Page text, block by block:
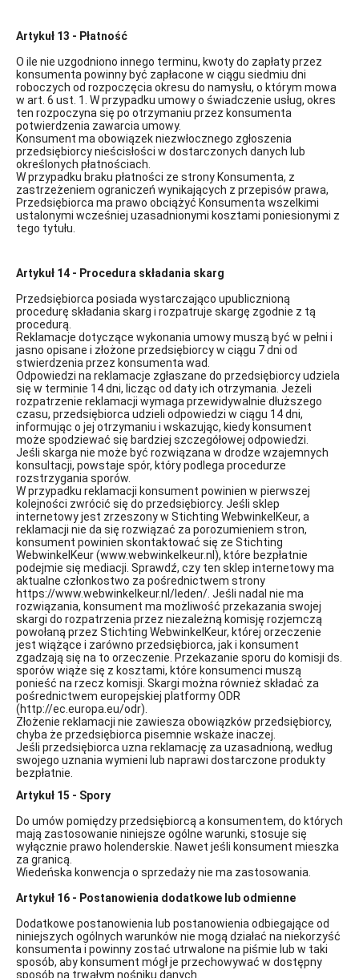
Artykuł 13 - Płatność
O ile nie uzgodniono innego terminu, kwoty do zapłaty przez
konsumenta powinny być zapłacone w ciągu siedmiu dni
roboczych od rozpoczęcia okresu do namysłu, o którym mowa
w art. 6 ust. 1. W przypadku umowy o świadczenie usług, okres
ten rozpoczyna się po otrzymaniu przez konsumenta
potwierdzenia zawarcia umowy.
Konsument ma obowiązek niezwłocznego zgłoszenia
przedsiębiorcy nieścisłości w dostarczonych danych lub
określonych płatnościach.
W przypadku braku płatności ze strony Konsumenta, z
zastrzeżeniem ograniczeń wynikających z przepisów prawa,
Przedsiębiorca ma prawo obciążyć Konsumenta wszelkimi
ustalonymi wcześniej uzasadnionymi kosztami poniesionymi z
tego tytułu.
Artykuł 14 - Procedura składania skarg
Przedsiębiorca posiada wystarczająco upublicznioną
procedurę składania skarg i rozpatruje skargę zgodnie z tą
procedurą.
Reklamacje dotyczące wykonania umowy muszą być w pełni i
jasno opisane i złożone przedsiębiorcy w ciągu 7 dni od
stwierdzenia przez konsumenta wad.
Odpowiedzi na reklamacje zgłaszane do przedsiębiorcy udziela
się w terminie 14 dni, licząc od daty ich otrzymania. Jeżeli
rozpatrzenie reklamacji wymaga przewidywalnie dłuższego
czasu, przedsiębiorca udzieli odpowiedzi w ciągu 14 dni,
informując o jej otrzymaniu i wskazując, kiedy konsument
może spodziewać się bardziej szczegółowej odpowiedzi.
Jeśli skarga nie może być rozwiązana w drodze wzajemnych
konsultacji, powstaje spór, który podlega procedurze
rozstrzygania sporów.
W przypadku reklamacji konsument powinien w pierwszej
kolejności zwrócić się do przedsiębiorcy. Jeśli sklep
internetowy jest zrzeszony w Stichting WebwinkelKeur, a
reklamacji nie da się rozwiązać za porozumieniem stron,
konsument powinien skontaktować się ze Stichting
WebwinkelKeur (www.webwinkelkeur.nl), które bezpłatnie
podejmie się mediacji. Sprawdź, czy ten sklep internetowy ma
aktualne członkostwo za pośrednictwem strony
https://www.webwinkelkeur.nl/leden/. Jeśli nadal nie ma
rozwiązania, konsument ma możliwość przekazania swojej
skargi do rozpatrzenia przez niezależną komisję rozjemczą
powołaną przez Stichting WebwinkelKeur, której orzeczenie
jest wiążące i zarówno przedsiębiorca, jak i konsument
zgadzają się na to orzeczenie. Przekazanie sporu do komisji ds.
sporów wiąże się z kosztami, które konsumenci muszą
ponieść na rzecz komisji. Skargi można również składać za
pośrednictwem europejskiej platformy ODR
(http://ec.europa.eu/odr).
Złożenie reklamacji nie zawiesza obowiązków przedsiębiorcy,
chyba że przedsiębiorca pisemnie wskaże inaczej.
Jeśli przedsiębiorca uzna reklamację za uzasadnioną, według
swojego uznania wymieni lub naprawi dostarczone produkty
bezpłatnie.
Artykuł 15 - Spory
Do umów pomiędzy przedsiębiorcą a konsumentem, do których
mają zastosowanie niniejsze ogólne warunki, stosuje się
wyłącznie prawo holenderskie. Nawet jeśli konsument mieszka
za granicą.
Wiedeńska konwencja o sprzedaży nie ma zastosowania.
Artykuł 16 - Postanowienia dodatkowe lub odmienne
Dodatkowe postanowienia lub postanowienia odbiegające od
niniejszych ogólnych warunków nie mogą działać na niekorzyść
konsumenta i powinny zostać utrwalone na piśmie lub w taki
sposób, aby konsument mógł je przechowywać w dostępny
sposób na trwałym nośniku danych.